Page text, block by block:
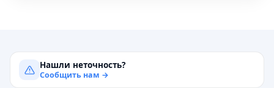
Нашли неточность?
Сообщить нам →